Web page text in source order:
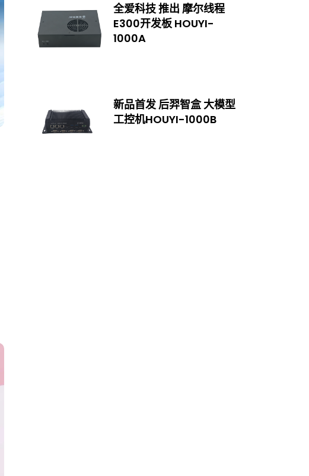
全爱科技 推出 摩尔线程
E300开发板 HOUYI-
1000A
新品首发 后羿智盒 大模型
工控机HOUYI-1000B